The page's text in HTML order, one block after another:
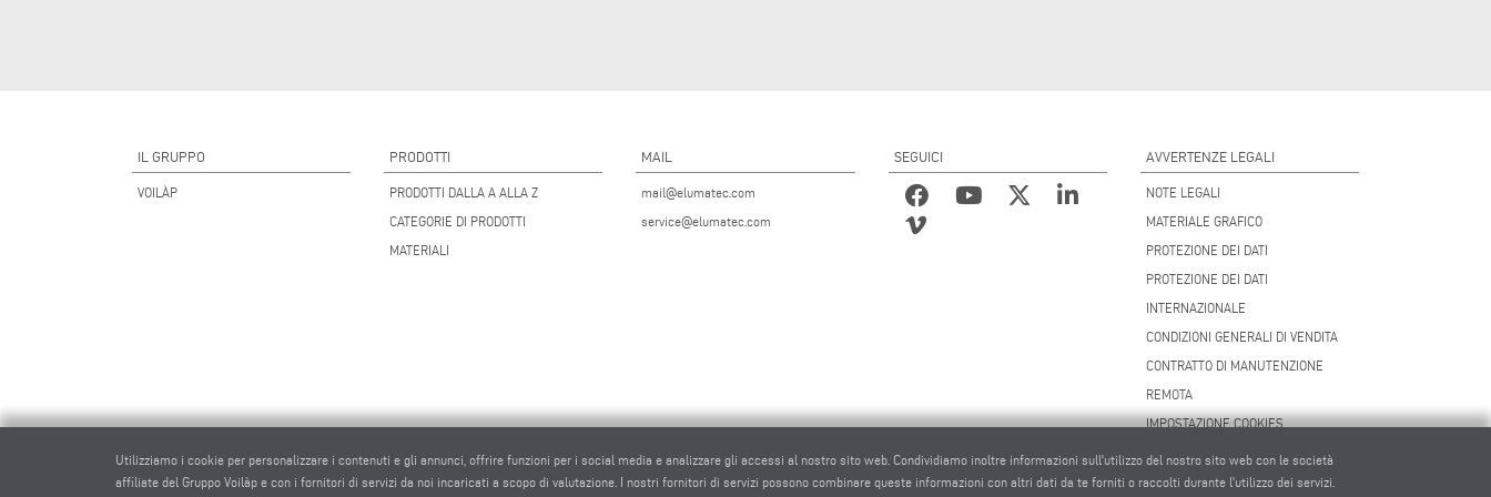
IL GRUPPO
VOILÀP
PRODOTTI
PRODOTTI DALLA A ALLA Z
CATEGORIE DI PRODOTTI
MATERIALI
MAIL
mail@elumatec.com
service@elumatec.com
SEGUICI AVVERTENZE LEGALI
NOTE LEGALI
MATERIALE GRAFICO
PROTEZIONE DEI DATI
PROTEZIONE DEI DATI
INTERNAZIONALE
CONDIZIONI GENERALI DI VENDITA
CONTRATTO DI MANUTENZIONE
REMOTA
IMPOSTAZIONE COOKIES
CODICE DI CONDOTTA DEI FORNITORI
Utilizziamo i cookie per personalizzare i contenuti e gli annunci, offrire funzioni per i social media e analizzare gli accessi al nostro sito web. Condividiamo inoltre informazioni sull'utilizzo del nostro sito web con le società
affiliate del Gruppo Voilàp e con i fornitori di servizi da noi incaricati a scopo di valutazione. I nostri fornitori di servizi possono combinare queste informazioni con altri dati da te forniti o raccolti durante l'utilizzo dei servizi.